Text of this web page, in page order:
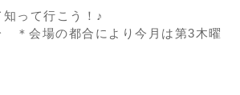
って行こう！♪
＊会場の都合により今月は第3木曜